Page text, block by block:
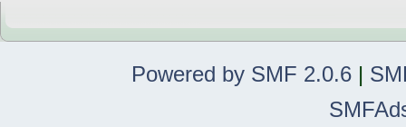
Powered by SMF 2.0.6 |